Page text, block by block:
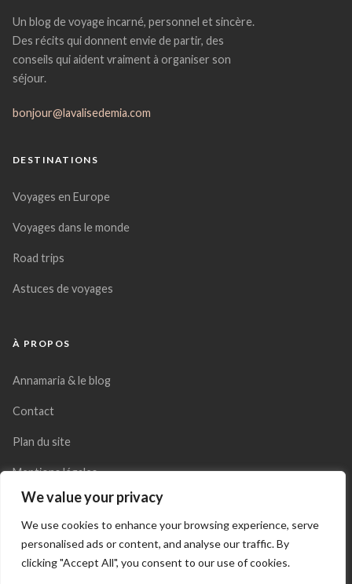
We value your privacy
We use cookies to enhance your browsing experience, serve
personalised ads or content, and analyse our traffic. By
clicking "Accept All", you consent to our use of cookies.
Un blog de voyage incarné, personnel et sincère.
Des récits qui donnent envie de partir, des
conseils qui aident vraiment à organiser son
séjour.
bonjour@lavalisedemia.com
DESTINATIONS
Voyages en Europe
Voyages dans le monde
Road trips
Astuces de voyages
À PROPOS
Annamaria & le blog
Contact
Plan du site
Mentions légales
Politique de confidentialité